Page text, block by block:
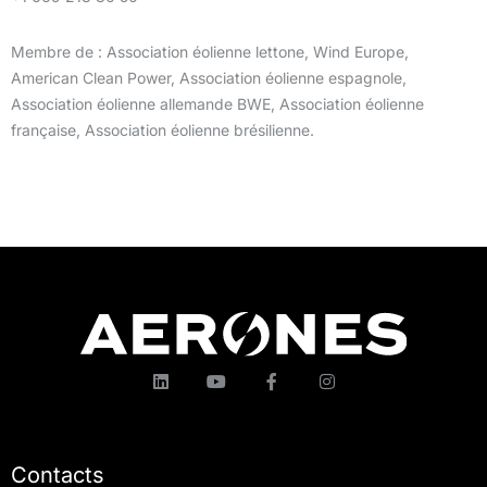
Membre de : Association éolienne lettone, Wind Europe,
American Clean Power, Association éolienne espagnole,
Association éolienne allemande BWE, Association éolienne
française, Association éolienne brésilienne.
Contacts